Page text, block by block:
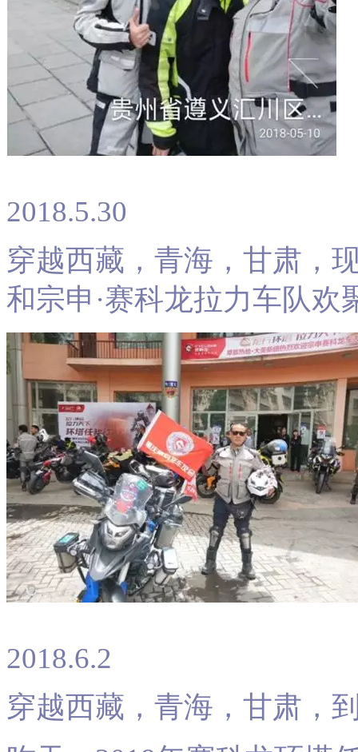
2018.5.30
穿越西藏，青海，甘肃，
和宗申·赛科龙拉力车队欢
2018.6.2
穿越西藏，青海，甘肃，